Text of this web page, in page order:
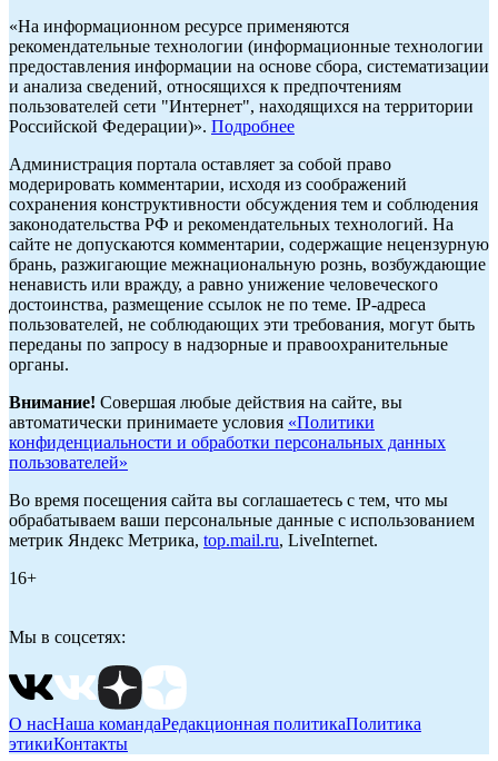
«На информационном ресурсе применяются
рекомендательные технологии (информационные технологии
предоставления информации на основе сбора, систематизации
и анализа сведений, относящихся к предпочтениям
пользователей сети "Интернет", находящихся на территории
Российской Федерации)». Подробнее
Администрация портала оставляет за собой право
модерировать комментарии, исходя из соображений
сохранения конструктивности обсуждения тем и соблюдения
законодательства РФ и рекомендательных технологий. На
сайте не допускаются комментарии, содержащие нецензурную
брань, разжигающие межнациональную рознь, возбуждающие
ненависть или вражду, а равно унижение человеческого
достоинства, размещение ссылок не по теме. IP-адреса
пользователей, не соблюдающих эти требования, могут быть
переданы по запросу в надзорные и правоохранительные
органы.
Внимание! Совершая любые действия на сайте, вы
автоматически принимаете условия «Политики
конфиденциальности и обработки персональных данных
пользователей»
Во время посещения сайта вы соглашаетесь с тем, что мы
обрабатываем ваши персональные данные с использованием
метрик Яндекс Метрика, top.mail.ru, LiveInternet.
16+
Мы в соцсетях:
О насНаша командаРедакционная политикаПолитика
этикиКонтакты